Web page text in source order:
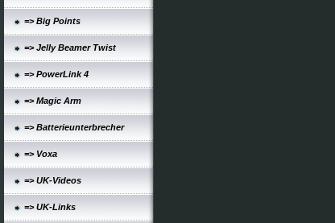
=> Big Points
=> Jelly Beamer Twist
=> PowerLink 4
=> Magic Arm
=> Batterieunterbrecher
=> Voxa
=> UK-Videos
=> UK-Links